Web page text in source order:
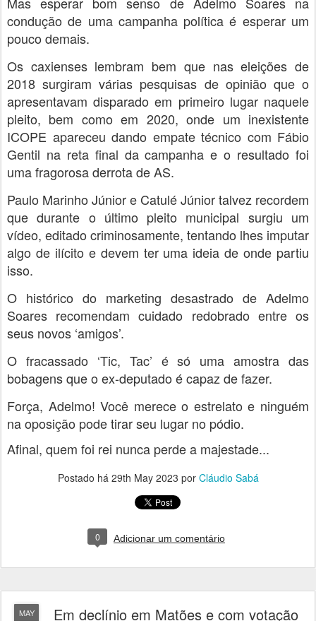
condução de uma campanha política é esperar um
pouco demais.
Os caxienses lembram bem que nas eleições de
2018 surgiram várias pesquisas de opinião que o
apresentavam disparado em primeiro lugar naquele
pleito, bem como em 2020, onde um inexistente
ICOPE apareceu dando empate técnico com Fábio
Gentil na reta final da campanha e o resultado foi
uma fragorosa derrota de AS.
Paulo Marinho Júnior e Catulé Júnior talvez recordem
que durante o último pleito municipal surgiu um
vídeo, editado criminosamente, tentando lhes imputar
algo de ilícito e devem ter uma ideia de onde partiu
isso.
O histórico do marketing desastrado de Adelmo
Soares recomendam cuidado redobrado entre os
seus novos ‘amigos’.
O fracassado ‘Tic, Tac’ é só uma amostra das
bobagens que o ex-deputado é capaz de fazer.
Força, Adelmo! Você merece o estrelato e ninguém
na oposição pode tirar seu lugar no pódio.
Afinal, quem foi rei nunca perde a majestade...
Postado há 29th May 2023 por Cláudio Sabá
0 Adicionar um comentário
MAY
Em declínio em Matões e com votação